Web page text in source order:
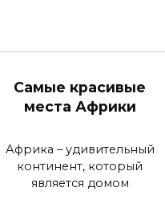
Самые красивые
места Африки
Африка – удивительный
континент, который
является домом